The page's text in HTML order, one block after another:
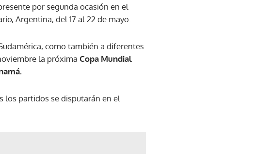
por segunda ocasión en el
Argentina, del 17 al 22 de mayo.
como también a diferentes
la próxima Copa Mundial
los partidos se disputarán en el